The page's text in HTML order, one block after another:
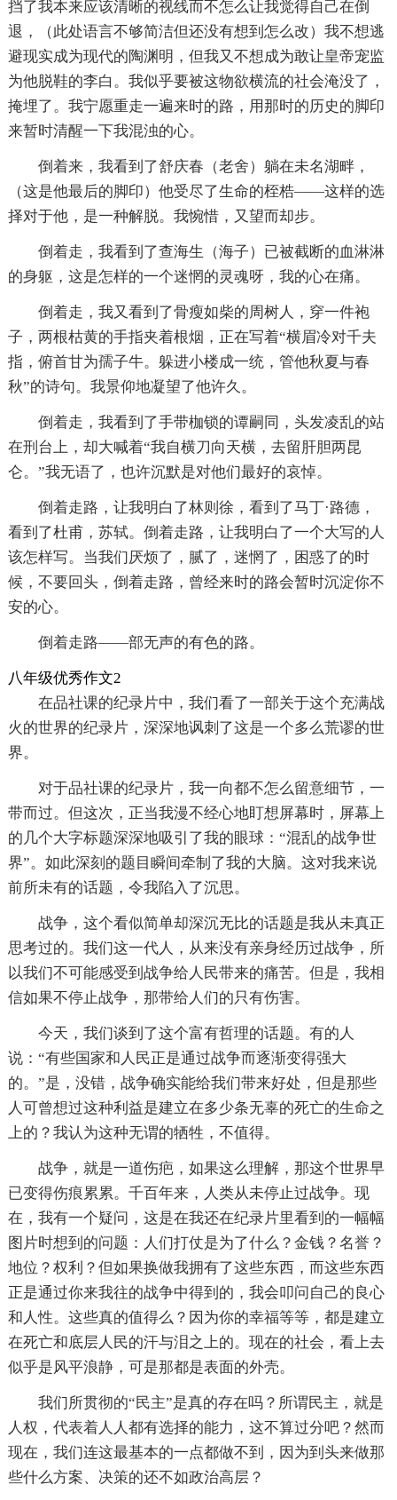
挡了我本来应该清晰的视线而不怎么让我觉得自己在倒
退，（此处语言不够简洁但还没有想到怎么改）我不想逃
避现实成为现代的陶渊明，但我又不想成为敢让皇帝宠监
为他脱鞋的李白。我似乎要被这物欲横流的社会淹没了，
掩埋了。我宁愿重走一遍来时的路，用那时的历史的脚印
来暂时清醒一下我混浊的心。
倒着来，我看到了舒庆春（老舍）躺在未名湖畔，
（这是他最后的脚印）他受尽了生命的桎梏――这样的选
择对于他，是一种解脱。我惋惜，又望而却步。
倒着走，我看到了查海生（海子）已被截断的血淋淋
的身躯，这是怎样的一个迷惘的灵魂呀，我的心在痛。
倒着走，我又看到了骨瘦如柴的周树人，穿一件袍
子，两根枯黄的手指夹着根烟，正在写着“横眉冷对千夫
指，俯首甘为孺子牛。躲进小楼成一统，管他秋夏与春
秋”的诗句。我景仰地凝望了他许久。
倒着走，我看到了手带枷锁的谭嗣同，头发凌乱的站
在刑台上，却大喊着“我自横刀向天横，去留肝胆两昆
仑。”我无语了，也许沉默是对他们最好的哀悼。
倒着走路，让我明白了林则徐，看到了马丁·路德，
看到了杜甫，苏轼。倒着走路，让我明白了一个大写的人
该怎样写。当我们厌烦了，腻了，迷惘了，困惑了的时
候，不要回头，倒着走路，曾经来时的路会暂时沉淀你不
安的心。
倒着走路――部无声的有色的路。
八年级优秀作文2
在品社课的纪录片中，我们看了一部关于这个充满战
火的世界的纪录片，深深地讽刺了这是一个多么荒谬的世
界。
对于品社课的纪录片，我一向都不怎么留意细节，一
带而过。但这次，正当我漫不经心地盯想屏幕时，屏幕上
的几个大字标题深深地吸引了我的眼球：“混乱的战争世
界”。如此深刻的题目瞬间牵制了我的大脑。这对我来说
前所未有的话题，令我陷入了沉思。
战争，这个看似简单却深沉无比的话题是我从未真正
思考过的。我们这一代人，从来没有亲身经历过战争，所
以我们不可能感受到战争给人民带来的痛苦。但是，我相
信如果不停止战争，那带给人们的只有伤害。
今天，我们谈到了这个富有哲理的话题。有的人
说：“有些国家和人民正是通过战争而逐渐变得强大
的。”是，没错，战争确实能给我们带来好处，但是那些
人可曾想过这种利益是建立在多少条无辜的死亡的生命之
上的？我认为这种无谓的牺牲，不值得。
战争，就是一道伤疤，如果这么理解，那这个世界早
已变得伤痕累累。千百年来，人类从未停止过战争。现
在，我有一个疑问，这是在我还在纪录片里看到的一幅幅
图片时想到的问题：人们打仗是为了什么？金钱？名誉？
地位？权利？但如果换做我拥有了这些东西，而这些东西
正是通过你来我往的战争中得到的，我会叩问自己的良心
和人性。这些真的值得么？因为你的幸福等等，都是建立
在死亡和底层人民的汗与泪之上的。现在的社会，看上去
似乎是风平浪静，可是那都是表面的外壳。
我们所贯彻的“民主”是真的存在吗？所谓民主，就是
人权，代表着人人都有选择的能力，这不算过分吧？然而
现在，我们连这最基本的一点都做不到，因为到头来做那
些什么方案、决策的还不如政治高层？